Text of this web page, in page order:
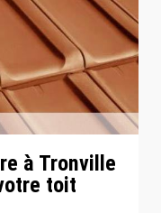
à Tronville
toit